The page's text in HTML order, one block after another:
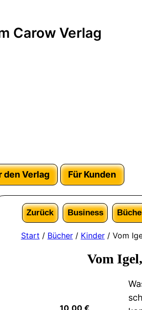
Carow Verlag
den Verlag Für Kunden
Zurück Business
Start / Bücher/ Kinder/ Vom
Vom
10,00 €